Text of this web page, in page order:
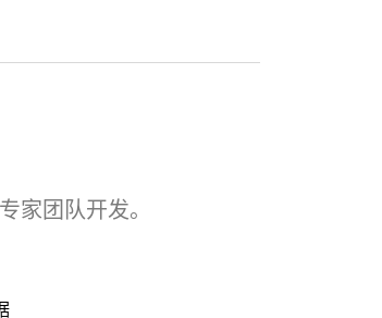
家团队开发。